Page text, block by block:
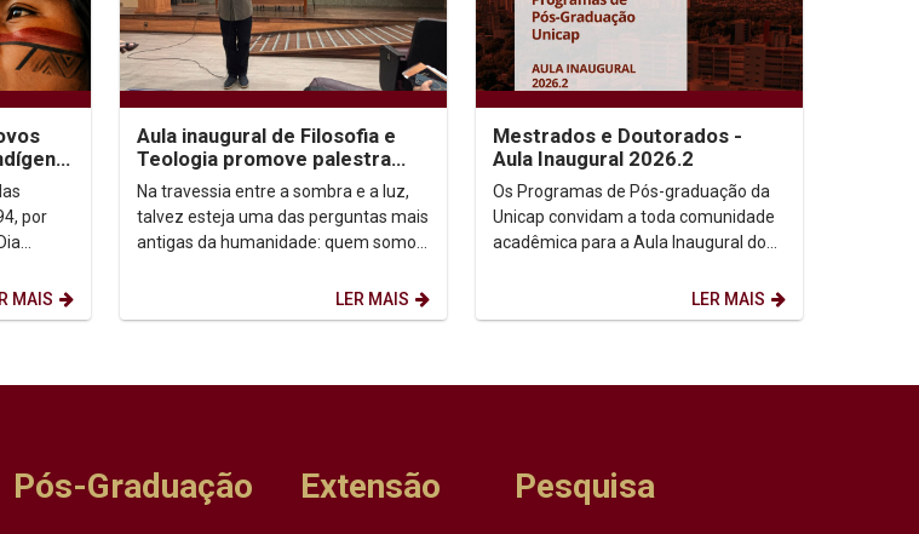
por
MAIS
Aula inaugural de Filosofia e
Teologia promove palestra
sobre autoconhecimento
Na travessia entre a sombra e a luz,
talvez esteja uma das perguntas mais
antigas da humanidade: quem somos,
LER MAIS
Mestrados e Doutorados -
Aula Inaugural 2026.2
Os Programas de Pós-graduação da
Unicap convidam a toda comunidade
acadêmica para a Aula Inaugural do
LER MAIS
Pós-Graduação Extensão Pesquisa